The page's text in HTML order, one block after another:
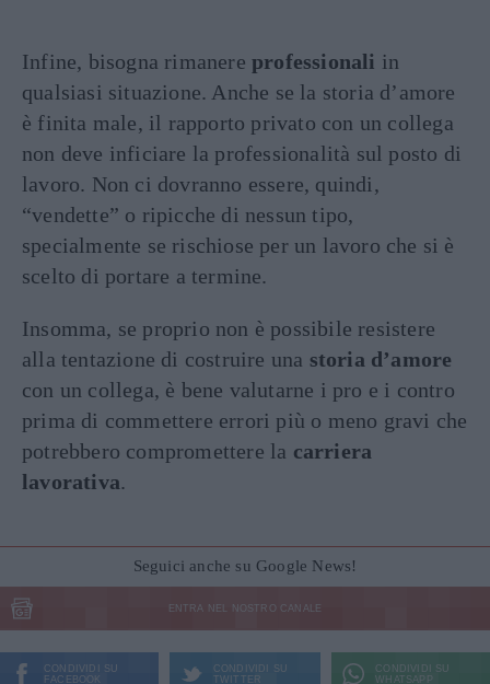
Infine, bisogna rimanere professionali in
qualsiasi situazione. Anche se la storia d’amore
è finita male, il rapporto privato con un collega
non deve inficiare la professionalità sul posto di
lavoro. Non ci dovranno essere, quindi,
“vendette” o ripicche di nessun tipo,
specialmente se rischiose per un lavoro che si è
scelto di portare a termine.
Insomma, se proprio non è possibile resistere
alla tentazione di costruire una storia d’amore
con un collega, è bene valutarne i pro e i contro
prima di commettere errori più o meno gravi che
potrebbero compromettere la carriera
lavorativa.
Seguici anche su Google News!
ENTRA NEL NOSTRO CANALE
CONDIVIDI SU
FACEBOOK
CONDIVIDI SU
TWITTER
CONDIVIDI SU
WHATSAPP